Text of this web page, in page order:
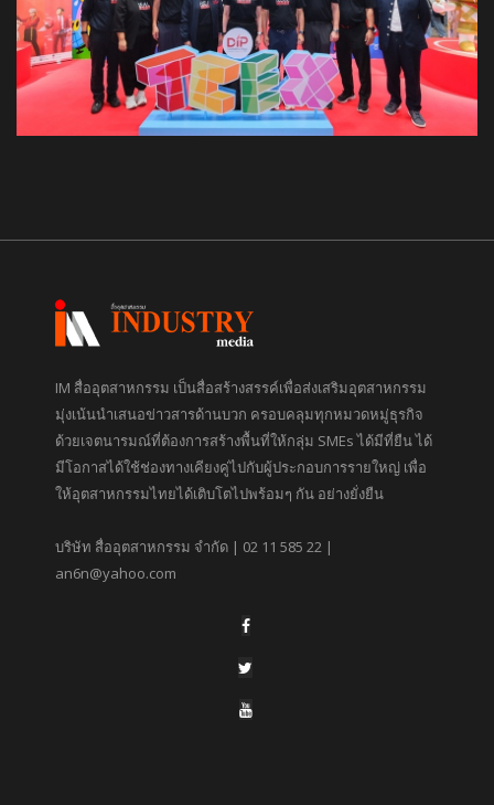
IM สื่ออุตสาหกรรม เป็นสื่อสร้างสรรค์เพื่อส่งเสริมอุตสาหกรรม
มุ่งเน้นนำเสนอข่าวสารด้านบวก ครอบคลุมทุกหมวดหมู่ธุรกิจ
ด้วยเจตนารมณ์ที่ต้องการสร้างพื้นที่ให้กลุ่ม SMEs ได้มีที่ยืน ได้
มีโอกาสได้ใช้ช่องทางเคียงคู่ไปกับผู้ประกอบการรายใหญ่ เพื่อ
ให้อุตสาหกรรมไทยได้เติบโตไปพร้อมๆ กัน อย่างยั่งยืน
บริษัท สื่ออุตสาหกรรม จำกัด | 02 11 585 22 |
an6n@yahoo.com